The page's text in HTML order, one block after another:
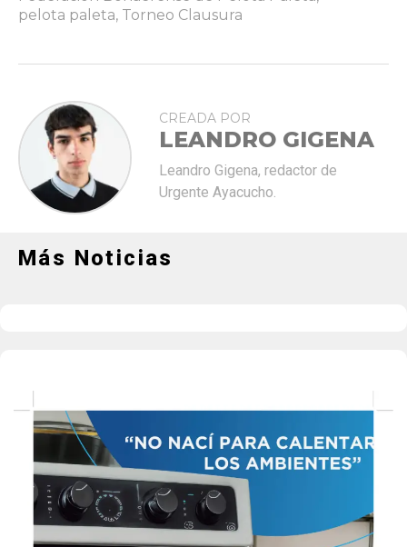
pelota paleta, Torneo Clausura
CREADA POR
LEANDRO GIGENA
Leandro Gigena, redactor de
Urgente Ayacucho.
Más Noticias